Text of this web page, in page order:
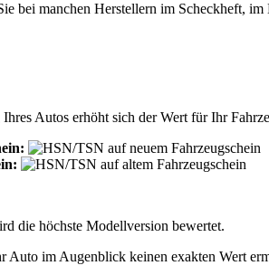
bei manchen Herstellern im Scheckheft,
Autos erhöht sich der Wert für Ihr
die höchste Modellversion bewertet.
im Augenblick keinen exakten Wert